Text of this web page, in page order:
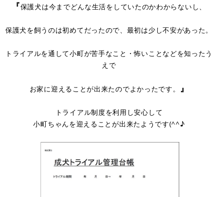
『保護犬は今までどんな生活をしていたのかわからないし、
保護犬を飼うのは初めてだったので、最初は少し不安があった。
トライアルを通して小町が苦手なこと・怖いことなどを知ったう
えで
お家に迎えることが出来たのでよかったです。 』
トライアル制度を利用し安心して
小町ちゃんを迎えることが出来たようです(^^♪